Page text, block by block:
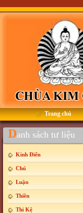
Trang chủ
Danh sách tư liệu
Kinh Điển
Chú
Luận
Thiền
Thi Kệ